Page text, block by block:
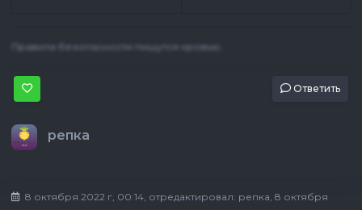
Правила безопасности пишутся кровью.
Ответить
репка
8 октября 2022 г, 00:14, отредактировал: репка, 8 октября